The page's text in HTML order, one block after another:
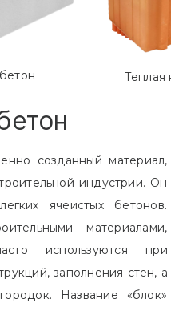
Теплая
созданный материал,
индустрии. Он
ячеистых бетонов.
материалами,
заполнения стен, а
Название «блок»